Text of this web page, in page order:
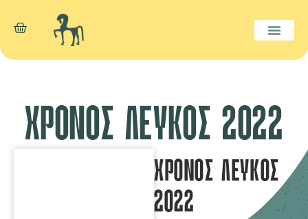
ΧΡΟΝΟΣ ΛΕΥΚΟΣ 2022
ΧΡΟΝΟΣ ΛΕΥΚΟΣ
2022